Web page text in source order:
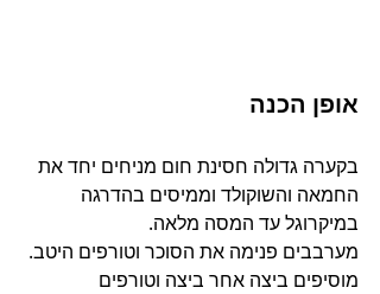
אופן הכנה
בקערה גדולה חסינת חום מניחים יחד את
החמאה והשוקולד וממיסים בהדרגה
במיקרוגל עד המסה מלאה.
מערבבים פנימה את הסוכר וטורפים היטב.
מוסיפים ביצה אחר ביצה וטורפים